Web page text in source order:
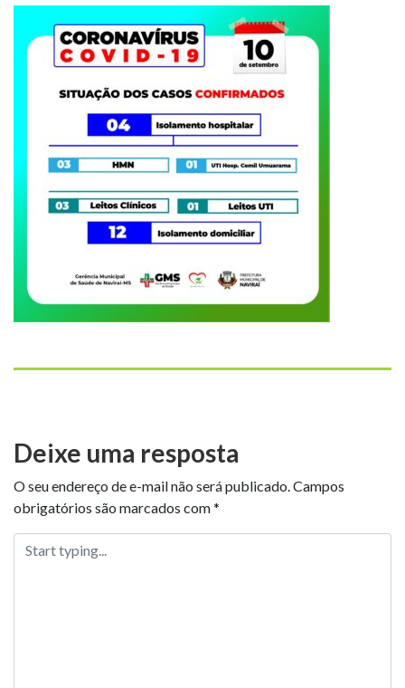
Deixe uma resposta
O seu endereço de e-mail não será publicado.Campos
obrigatórios são marcados com*